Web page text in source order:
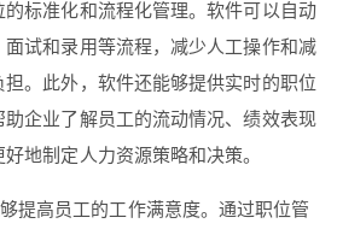
标准化和流程化管理。软件可以自动
试和录用等流程，减少人工操作和减
。此外，软件还能够提供实时的职位
企业了解员工的流动情况、绩效表现
地制定人力资源策略和决策。
提高员工的工作满意度。通过职位管